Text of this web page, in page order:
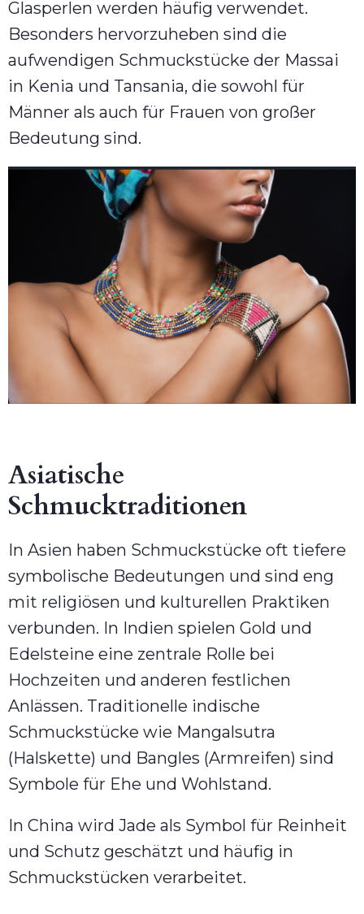
Glasperlen werden häufig verwendet.
Besonders hervorzuheben sind die
aufwendigen Schmuckstücke der Massai
in Kenia und Tansania, die sowohl für
Männer als auch für Frauen von großer
Bedeutung sind.
Asiatische
Schmucktraditionen
In Asien haben Schmuckstücke oft tiefere
symbolische Bedeutungen und sind eng
mit religiösen und kulturellen Praktiken
verbunden. In Indien spielen Gold und
Edelsteine eine zentrale Rolle bei
Hochzeiten und anderen festlichen
Anlässen. Traditionelle indische
Schmuckstücke wie Mangalsutra
(Halskette) und Bangles (Armreifen) sind
Symbole für Ehe und Wohlstand.
In China wird Jade als Symbol für Reinheit
und Schutz geschätzt und häufig in
Schmuckstücken verarbeitet.